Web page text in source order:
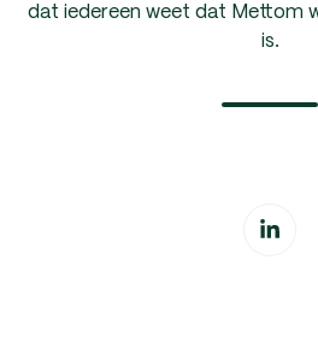
dat iedereen weet dat Mettom
is.